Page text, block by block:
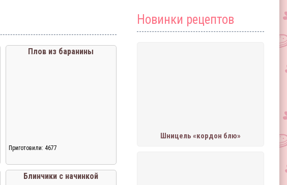
Новинки рецептов
Шницель «кордон блю»
Плов из баранины
Приготовили: 4677
Блинчики с начинкой